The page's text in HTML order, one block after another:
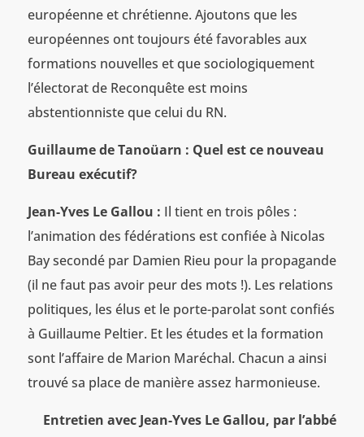
européenne et chrétienne. Ajoutons que les
européennes ont toujours été favorables aux
formations nouvelles et que sociologiquement
l’électorat de Reconquête est moins
abstentionniste que celui du RN.
Guillaume de Tanoüarn : Quel est ce nouveau
Bureau exécutif?
Jean-Yves Le Gallou : Il tient en trois pôles :
l’animation des fédérations est confiée à Nicolas
Bay secondé par Damien Rieu pour la propagande
(il ne faut pas avoir peur des mots !). Les relations
politiques, les élus et le porte-parolat sont confiés
à Guillaume Peltier. Et les études et la formation
sont l’affaire de Marion Maréchal. Chacun a ainsi
trouvé sa place de manière assez harmonieuse.
Entretien avec Jean-Yves Le Gallou, par l’abbé